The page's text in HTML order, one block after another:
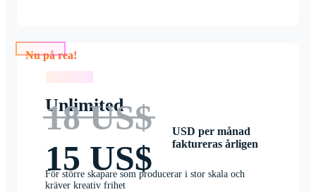
Nu på rea!
Unlimited
18 US$
15 US$
USD per månad
faktureras årligen
För större skapare som producerar i stor skala och
kräver kreativ frihet